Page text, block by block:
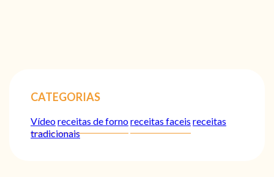
CATEGORIAS
Vídeoreceitas de fornoreceitas faceis receitas
tradicionais